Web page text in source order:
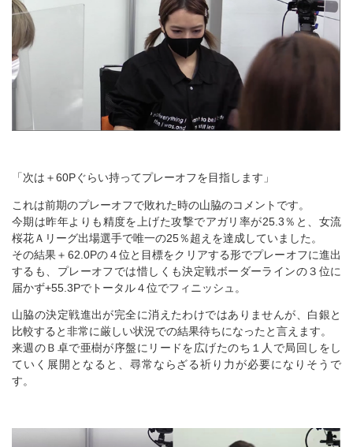
「次は＋60Pぐらい持ってプレーオフを目指します」
これは前期のプレーオフで敗れた時の山脇のコメントです。
今期は昨年よりも精度を上げた攻撃でアガリ率が25.3％と、女流
桜花Ａリーグ出場選手で唯一の25％超えを達成していました。
その結果＋62.0Pの４位と目標をクリアする形でプレーオフに進出
するも、プレーオフでは惜しくも決定戦ボーダーラインの３位に
届かず+55.3Pでトータル４位でフィニッシュ。
山脇の決定戦進出が完全に消えたわけではありませんが、白銀と
比較すると非常に厳しい状況での結果待ちになったと言えます。
来週のＢ卓で亜樹が序盤にリードを広げたのち１人で局回しをし
ていく展開となると、尋常ならざる祈り力が必要になりそうで
す。